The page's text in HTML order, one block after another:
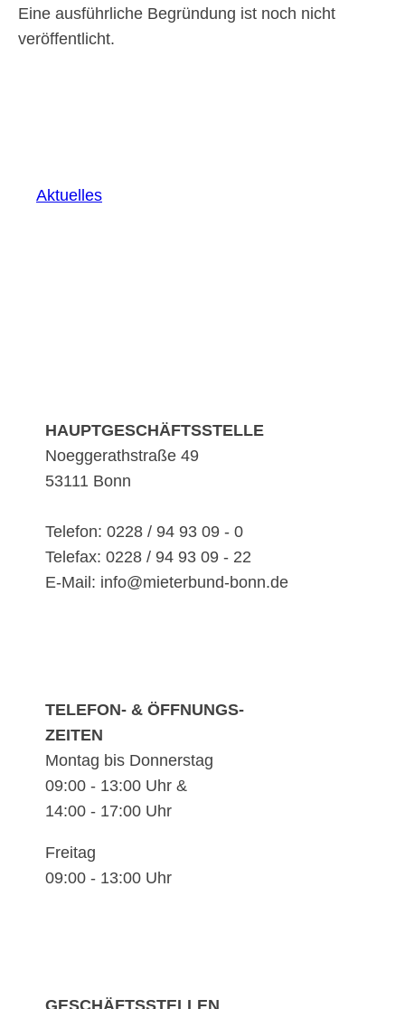
Eine ausführliche Begründung ist noch nicht
veröffentlicht.
Aktuelles
HAUPTGESCHÄFTSSTELLE
Noeggerathstraße 49
53111 Bonn
Telefon: 0228 / 94 93 09 - 0
Telefax: 0228 / 94 93 09 - 22
E-Mail: info@mieterbund-bonn.de
TELEFON- & ÖFFNUNGS-
ZEITEN
Montag bis Donnerstag
09:00 - 13:00 Uhr &
14:00 - 17:00 Uhr
Freitag
09:00 - 13:00 Uhr
GESCHÄFTSSTELLEN